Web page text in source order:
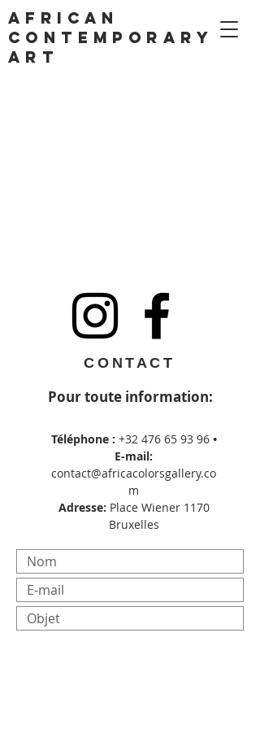
AFRICAN
CONTEMPORARY
ART
CONTACT
Pour toute information:
Téléphone : +32 476 65 93 96 •
E-mail:
contact@africacolorsgallery.co
m
Adresse: Place Wiener 1170
Bruxelles